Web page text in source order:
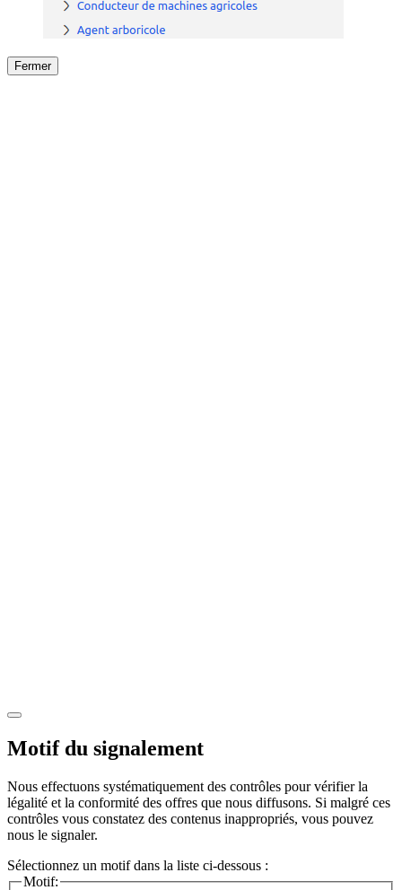
Fermer
Motif du signalement
Nous effectuons systématiquement des contrôles pour vérifier la
légalité et la conformité des offres que nous diffusons. Si malgré ces
contrôles vous constatez des contenus inappropriés, vous pouvez
nous le signaler.
Sélectionnez un motif dans la liste ci-dessous :
Motif: